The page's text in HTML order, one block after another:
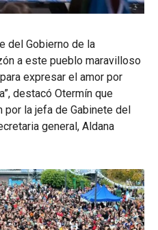
del Gobierno de la
a este pueblo maravilloso
expresar el amor por
destacó Otermín que
la jefa de Gabinete del
general, Aldana